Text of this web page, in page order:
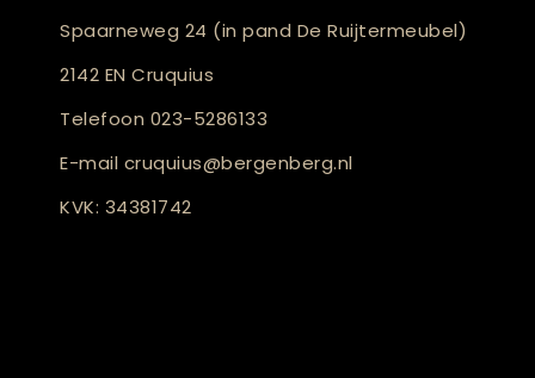
Spaarneweg 24 (in pand De Ruijtermeubel)
2142 EN Cruquius
Telefoon 023-5286133
E-mail cruquius@bergenberg.nl
KVK: 34381742